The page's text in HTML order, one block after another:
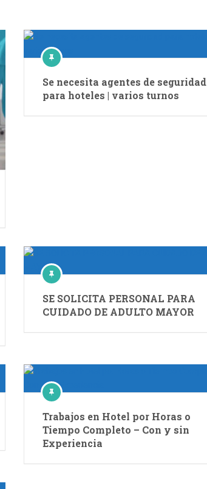
Se necesita agentes de seguridad
para hoteles | varios turnos
SE SOLICITA PERSONAL PARA
CUIDADO DE ADULTO MAYOR
Trabajos en Hotel por Horas o
Tiempo Completo – Con y sin
Experiencia